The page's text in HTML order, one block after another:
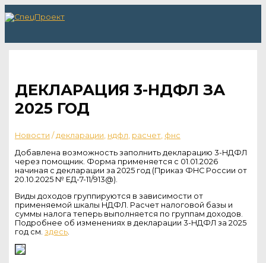
к
ДЕКЛАРАЦИЯ 3-НДФЛ ЗА
2025 ГОД
Новости / декларации ндфл расчет, фнс
Добавлена возможность заполнить декларацию 3-НДФЛ
через помощник. Форма применяется с 01.01.2026
начиная с декларации за 2025 год (Приказ ФНС России от
20.10.2025 № ЕД-7-11/913@).
Виды доходов группируются в зависимости от
применяемой шкалы НДФЛ. Расчет налоговой базы и
суммы налога теперь выполняется по группам доходов.
Подробнее об изменениях в декларации 3-НДФЛ за 2025
год см. здесь.